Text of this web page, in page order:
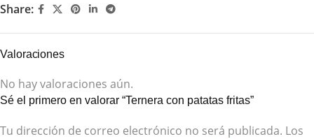
Share:
Valoraciones
No hay valoraciones aún.
Sé el primero en valorar “Ternera con patatas fritas”
Tu dirección de correo electrónico no será publicada. Los